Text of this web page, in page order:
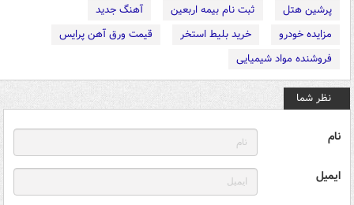
پرشین هتل
ثبت نام بیمه اربعین
آهنگ جدید
مزایده خودرو
خرید بلیط استخر
قیمت ورق آهن پرایس
فروشنده مواد شیمیایی
نظر شما
نام
ایمیل